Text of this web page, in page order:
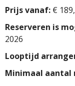
Prijs vanaf: €
Reserveren is
2026
Looptijd
Minimaal aantal